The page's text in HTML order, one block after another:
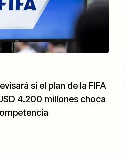
si el plan de la FIFA
4.200 millones choca